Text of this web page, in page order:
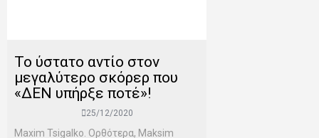
Το ύστατο αντίο στον
μεγαλύτερο σκόρερ που
«ΔΕΝ υπήρξε ποτέ»!
25/12/2020
Maxim Tsigalko. Ορθότερα, Maksim